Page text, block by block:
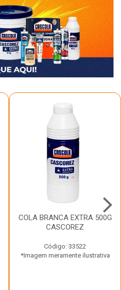
COLA BRANCA EXTRA 500G
CASCOREZ
Código: 33522
*Imagem meramente ilustrativa